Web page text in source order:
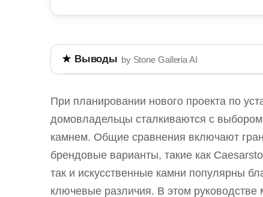
Выводы by Stone Galleria AI
столешниц и полов. Натуральный
уникальные узоры и прочность, но
такой как кварц, обеспечивает
Этот гид описывает плюсы и минусы
принимать обоснованные решения.
Натуральный камень имеет уникальные
При планировании нового проекта по
домовладельцы сталкиваются с
камнем. Общие сравнения включают
брендовые варианты, такие как
так и искусственные камни популярны
ключевые различия. В этом